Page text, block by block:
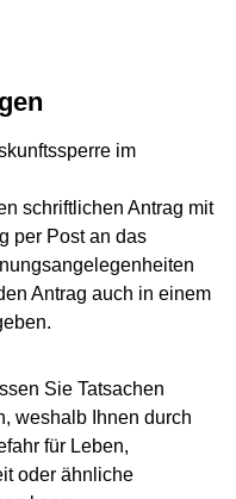
im
schriftlichen Antrag mit
per Post an das
Antrag auch in einem
Sie Tatsachen
weshalb Ihnen durch
für Leben,
oder ähnliche